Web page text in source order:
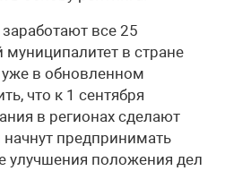
все 25
в стране
в обновленном
что к 1 сентября
в регионах сделают
предпринимать
улучшения положения дел